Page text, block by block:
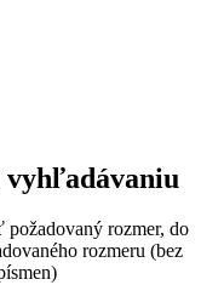
vyhľadávaniu
rozmer, do
rozmeru (bez